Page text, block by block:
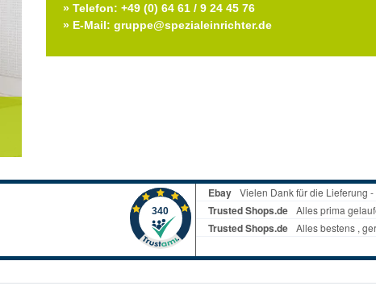
» Telefon: +49 (0) 64 61 / 9 24 45 76
» E-Mail: gruppe@spezialeinrichter.de